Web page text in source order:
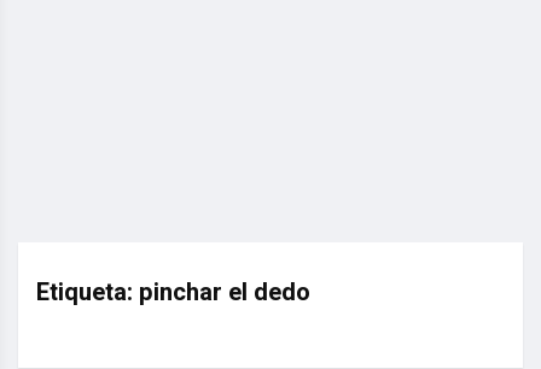
Etiqueta: pinchar el dedo